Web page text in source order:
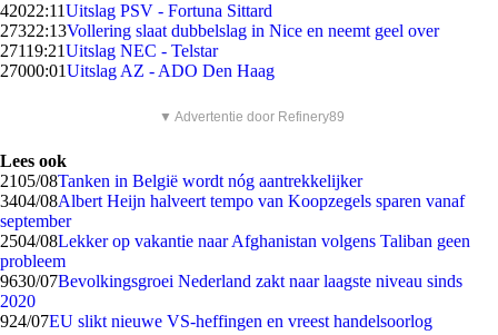
42022:11Uitslag PSV - Fortuna Sittard
27322:13Vollering slaat dubbelslag in Nice en neemt geel over
27119:21Uitslag NEC - Telstar
27000:01Uitslag AZ - ADO Den Haag
▼ Advertentie door Refinery89
Lees ook
2105/08Tanken in België wordt nóg aantrekkelijker
3404/08Albert Heijn halveert tempo van Koopzegels sparen vanaf
september
2504/08Lekker op vakantie naar Afghanistan volgens Taliban geen
probleem
9630/07Bevolkingsgroei Nederland zakt naar laagste niveau sinds
2020
924/07EU slikt nieuwe VS-heffingen en vreest handelsoorlog